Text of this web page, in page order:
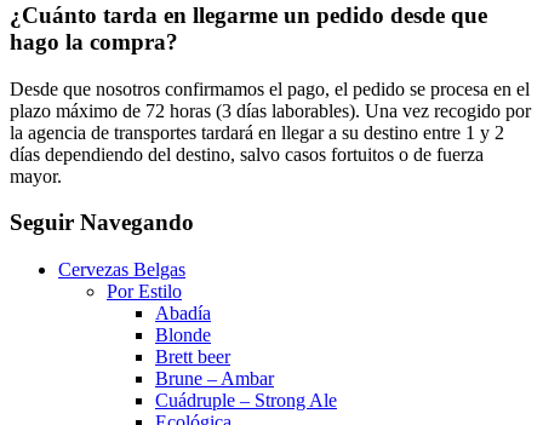
¿Cuánto tarda en llegarme un pedido desde que
hago la compra?
Desde que nosotros confirmamos el pago, el pedido se procesa en el
plazo máximo de 72 horas (3 días laborables). Una vez recogido por
la agencia de transportes tardará en llegar a su destino entre 1 y 2
días dependiendo del destino, salvo casos fortuitos o de fuerza
mayor.
Seguir Navegando
Cervezas Belgas
Por Estilo
Abadía
Blonde
Brett beer
Brune – Ambar
Cuádruple – Strong Ale